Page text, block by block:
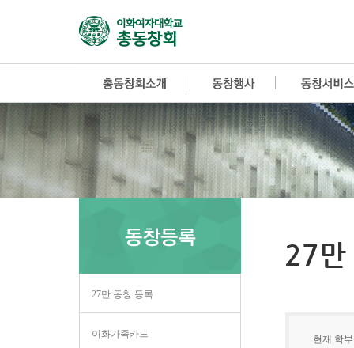
27만 동창 등록
이화가족카드
현재 학
27만